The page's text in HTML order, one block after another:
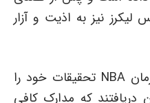
نیز به اذیت و آزار
باشگاه ساکرامنتو کینگز و سازمان NBA تحقیقات خود را
دریافتند که مدارک کافی